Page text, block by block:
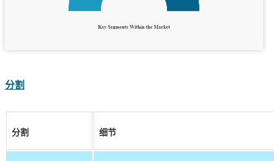
分割
分割 细节